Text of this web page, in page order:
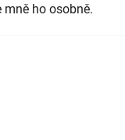
mně ho osobně.